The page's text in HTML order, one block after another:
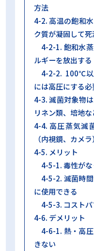
方法
4-2. 高温の飽和
ク質が凝固して死
4-2-1. 飽和水
ルギーを放出する
4-2-2. 100℃以
には高圧にする必
4-3. 滅菌対象物
リネン類、培地な
4-4. 高圧蒸気滅
（内視鏡、カメ
4-5. メリット
4-5-1. 毒性がな
4-5-2. 滅菌時間
に使用できる
4-5-3. コストパ
4-6. デメリット
4-6-1. 熱・高
きない